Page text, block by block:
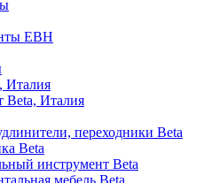
EBH
Италия
Beta, Италия
переходники Beta
Beta
инструмент Beta
мебель Beta